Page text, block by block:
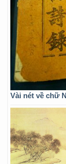
Vài nét về chữ